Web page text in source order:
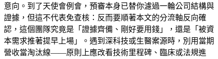
意向。到了天使會例會，預審本身已替你濾過一輪公司結構與
證據，但這不代表免查核：反而要順著本文的分流軸反向確
認，這個團隊究竟是「證據齊備、剛好要用錢」，還是「被資
本需求推著提早上場」。遇到深科技或生醫案源時，別用當期
營收當淘汰線——原則上應改看技術里程碑、臨床或法規進